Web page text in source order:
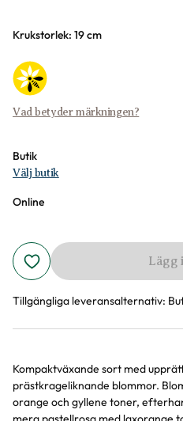
Varianter
Krukstorlek: 19 cm
Vad betyder märkningen?
Butik
Välj butik
Online
Lägg
Tillgängliga leveransalternativ:
Kompaktväxande sort med
prästkrageliknande blommor.
orange och gyllene toner,